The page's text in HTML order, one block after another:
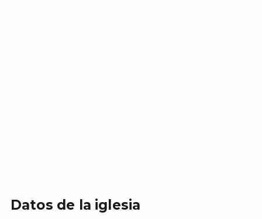
Datos de la iglesia